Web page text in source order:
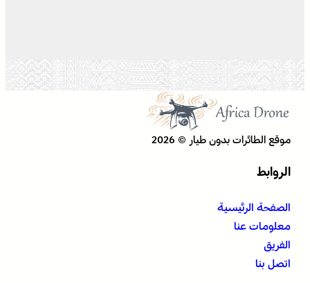
موقع الطائرات بدون طيار © 2026
الروابط
الصفحة الرئيسية
معلومات عنا
الفريق
اتصل بنا